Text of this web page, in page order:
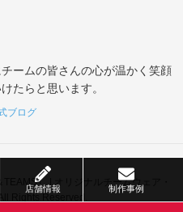
店舗情報 制作事例
ームの皆さんの心が温かく笑顔
たらと思います。
ブログ
） | オリジナルチームウェア・